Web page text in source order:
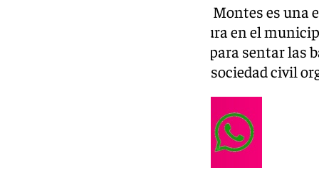
La Asociación Cultural Antonio Montes es una
promoción y difusión de la cultura en el
sede del consistorio, ha servido para sentar
entre la institución pública y la sociedad civil